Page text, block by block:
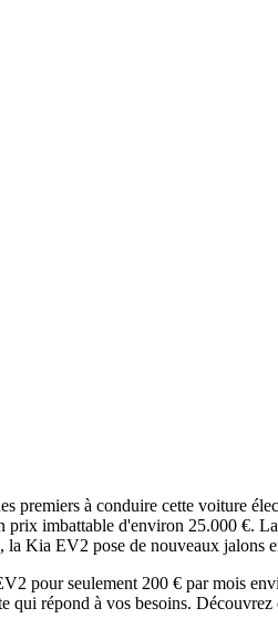
à conduire cette voiture
imbattable d'environ 25.000 €.
la Kia EV2 pose de nouveaux jalons
pour seulement 200 € par mois
répond à vos besoins.